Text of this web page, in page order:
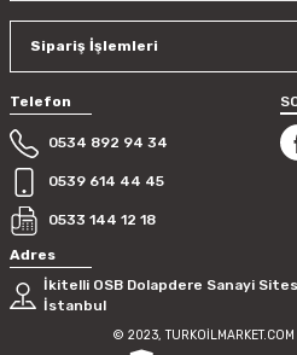
Sipariş İşlemleri
Telefon
0534 892 94 34
0539 614 44 45
0533 144 12 18
Adres
İkitelli OSB Dolapdere Sanayi
İstanbul
© 2023,